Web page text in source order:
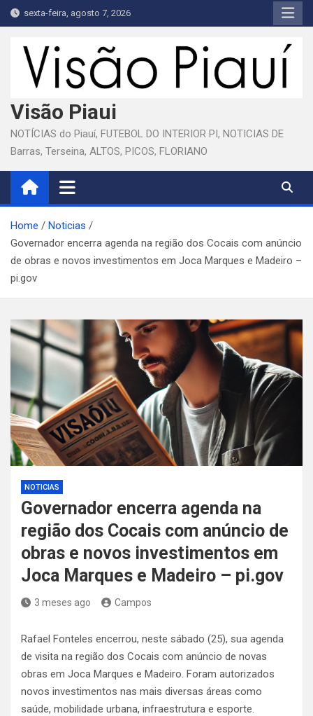
Skip
to
sexta-feira, agosto 7, 2026
Visão Piaui
NOTÍCIAS do Piauí, FUTEBOL DO INTERIOR PI, NOTICIAS DE
Barras, Terseina, ALTOS, PICOS, FLORIANO
Home
Noticias
Governador encerra agenda na região dos Cocais com anúncio
de obras e novos investimentos em Joca Marques e Madeiro –
pi.gov
NOTICIAS
Governador encerra agenda na
região dos Cocais com anúncio de
obras e novos investimentos em
Joca Marques e Madeiro – pi.gov
3 meses ago Campos
Rafael Fonteles encerrou, neste sábado (25), sua agenda
de visita na região dos Cocais com anúncio de novas
obras em Joca Marques e Madeiro. Foram autorizados
novos investimentos nas mais diversas áreas como
saúde, mobilidade urbana, infraestrutura e esporte.